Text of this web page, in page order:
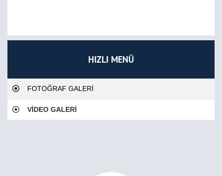
HIZLI MENÜ
FOTOĞRAF GALERİ
VİDEO GALERİ